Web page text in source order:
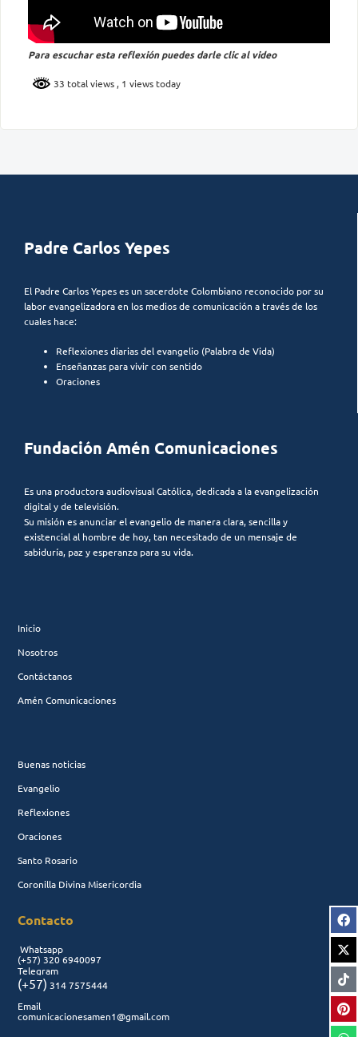
Para escuchar esta reflexión puedes darle clic al video
33 total views , 1 views today
Padre Carlos Yepes
El Padre Carlos Yepes es un sacerdote Colombiano reconocido por su
labor evangelizadora en los medios de comunicación a través de los
cuales hace:
Reflexiones diarias del evangelio (Palabra de Vida)
Enseñanzas para vivir con sentido
Oraciones
Fundación Amén Comunicaciones
Es una productora audiovisual Católica, dedicada a la evangelización
digital y de televisión.
Su misión es anunciar el evangelio de manera clara, sencilla y
existencial al hombre de hoy, tan necesitado de un mensaje de
sabiduría, paz y esperanza para su vida.
Inicio
Nosotros
Contáctanos
Amén Comunicaciones
Buenas noticias
Evangelio
Reflexiones
Oraciones
Santo Rosario
Coronilla Divina Misericordia
Contacto
Whatsapp
(+57) 320 6940097
Telegram
(+57) 314 7575444
Email
comunicacionesamen1@gmail.com